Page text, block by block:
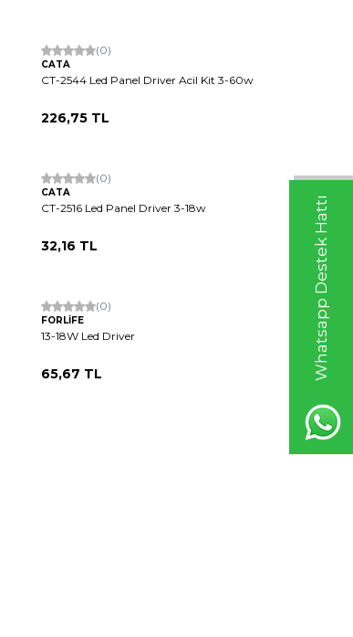
Whatsapp Destek Hattı
(0)
CATA
CT-2544 Led Panel Driver Acil Kit 3-60w
226,75 TL
(0)
CATA
CT-2516 Led Panel Driver 3-18w
32,16 TL
(0)
FORLİFE
13-18W Led Driver
65,67 TL